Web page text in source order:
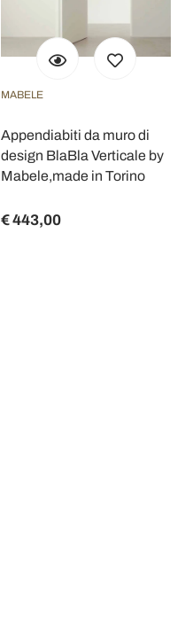
MABELE
Appendiabiti da muro di
design BlaBla Verticale by
Mabele,made in Torino
€ 443,00